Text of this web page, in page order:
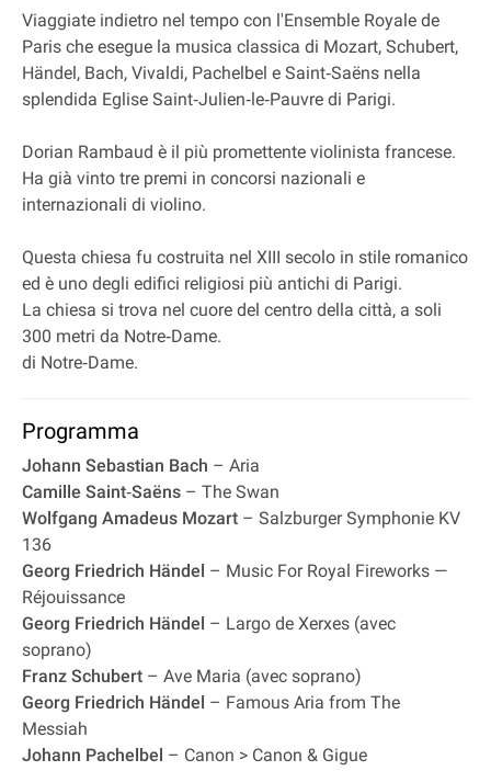
Viaggiate indietro nel tempo con l'Ensemble Royale de
Paris che esegue la musica classica di Mozart, Schubert,
Händel, Bach, Vivaldi, Pachelbel e Saint‐Saëns nella
splendida Eglise Saint‐Julien‐le‐Pauvre di Parigi.
Dorian Rambaud è il più promettente violinista francese.
Ha già vinto tre premi in concorsi nazionali e
internazionali di violino.
Questa chiesa fu costruita nel XIII secolo in stile romanico
ed è uno degli edifici religiosi più antichi di Parigi.
La chiesa si trova nel cuore del centro della città, a soli
300 metri da Notre‐Dame.
di Notre‐Dame.
Programma
Johann Sebastian Bach – Aria
Camille Saint‐Saëns – The Swan
Wolfgang Amadeus Mozart – Salzburger Symphonie KV
136
Georg Friedrich Händel – Music For Royal Fireworks —
Réjouissance
Georg Friedrich Händel – Largo de Xerxes (avec
soprano)
Franz Schubert – Ave Maria (avec soprano)
Georg Friedrich Händel – Famous Aria from The
Messiah
Johann Pachelbel – Canon > Canon & Gigue